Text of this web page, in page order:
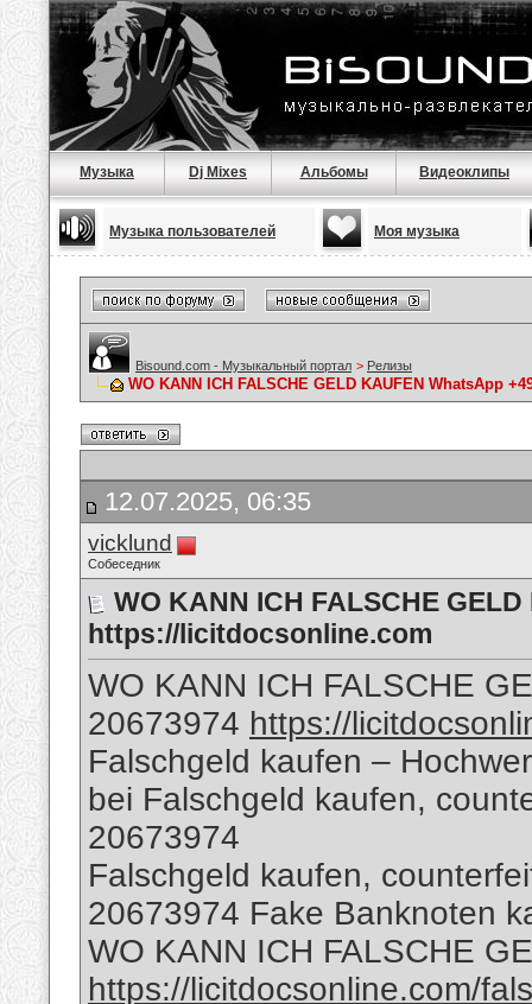
Музыка Dj Mixes Альбомы Видеоклипы
Музыка пользователей Моя музыка
Bisound.com - Музыкальный портал > Релизы
WO KANN ICH FALSCHE GELD KAUFEN WhatsApp
12.07.2025, 06:35
vicklund
Собеседник
WO KANN ICH FALSCHE
https://licitdocsonline.com
WO KANN ICH FALSCHE
20673974 https://
Falschgeld kaufen –
bei Falschgeld kaufen,
20673974
Falschgeld kaufen,
20673974 Fake Banknoten
WO KANN ICH FALSCHE
https://licitdocsonline.com/